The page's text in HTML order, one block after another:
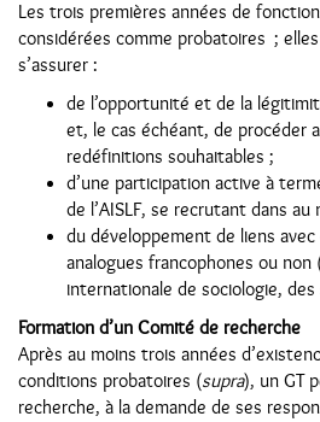
Les trois premières années de
considérées comme probatoires ;
s’assurer :
de l’opportunité et de la
et, le cas échéant, de procéder
redéfinitions souhaitables ;
d’une participation active à
de l’AISLF, se recrutant dans au
du développement de liens
analogues francophones ou non
internationale de sociologie,
Formation d’un Comité de recherche
Après au moins trois années
conditions probatoires (supra), un GT
recherche, à la demande de ses